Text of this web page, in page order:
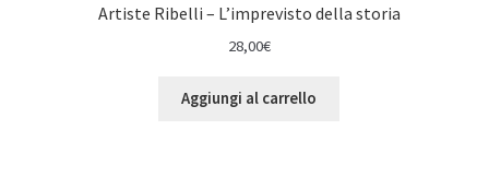
Artiste Ribelli – L’imprevisto della storia
28,00€
Aggiungi al carrello